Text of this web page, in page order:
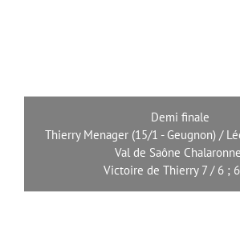
Demi finale
Thierry Menager (15/1 - Geugnon) /
Val de Saône
Victoire de Thierry 7 / 6 ;